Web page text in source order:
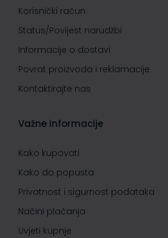
Korisnički račun
Status/Povijest narudžbi
Informacije o dostavi
Povrat proizvoda i reklamacije
Kontaktirajte nas
Važne informacije
Kako kupovati
Kako do popusta
Privatnost i sigurnost podataka
Načini plaćanja
Uvjeti kupnje